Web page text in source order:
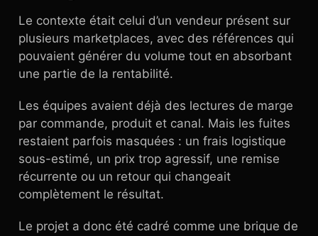
Le contexte était celui d’un vendeur présent sur
plusieurs marketplaces, avec des références qui
pouvaient générer du volume tout en absorbant
une partie de la rentabilité.
Les équipes avaient déjà des lectures de marge
par commande, produit et canal. Mais les fuites
restaient parfois masquées : un frais logistique
sous-estimé, un prix trop agressif, une remise
récurrente ou un retour qui changeait
complètement le résultat.
Le projet a donc été cadré comme une brique de